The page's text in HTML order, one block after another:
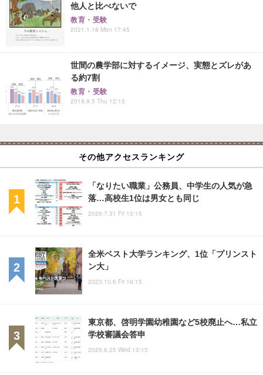
他人と比べないで
教育・受験
2021.1.18 Mon 17:45
世間の農学部に対するイメージ、実態とズレがあ
る約7割
教育・受験
2019.9.5 Thu 12:15
その他アクセスランキング
「なりたい職業」公務員、中学生の人気が急
落…高校生1位は男女とも同じ
2026.7.31 Fri 13:15
全米ベスト大学ランキング、1位「プリンスト
ン大」
2023.10.6 Fri 16:15
東京都、啓明学園幼稚園など5校廃止へ…私立
学校審議会答申
2025.6.25 Wed 13:15